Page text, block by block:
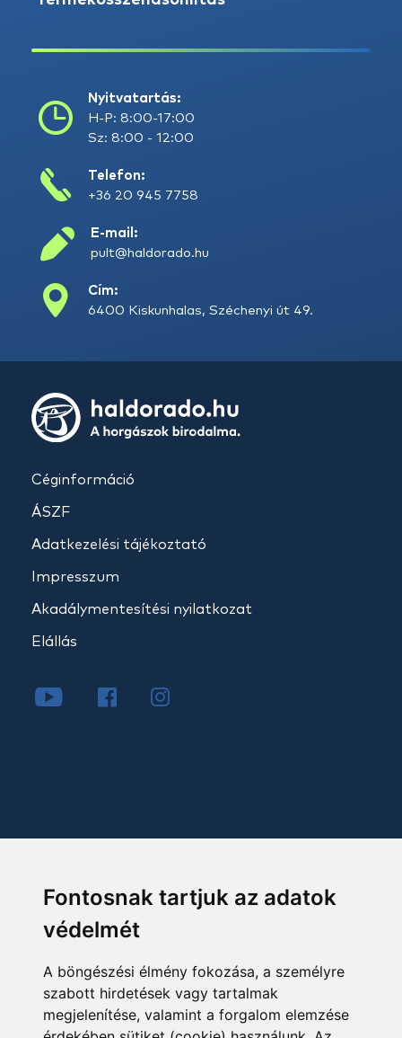
Fontosnak tartjuk az adatok
védelmét
A böngészési élmény fokozása, a személyre
szabott hirdetések vagy tartalmak
megjelenítése, valamint a forgalom elemzése
Nyitvatartás:
H-P: 8:00-17:00
Sz: 8:00 - 12:00
Telefon:
+36 20 945 7758
E-mail:
pult@haldorado.hu
Cím:
6400 Kiskunhalas, Széchenyi út 49.
Céginformáció
ÁSZF
Adatkezelési tájékoztató
Impresszum
Akadálymentesítési nyilatkozat
Elállás